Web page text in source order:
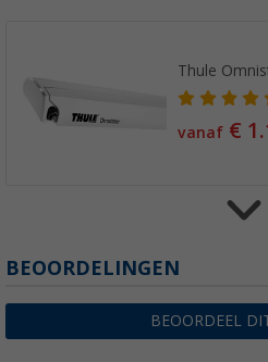
Thule
vanaf €
Thule
vanaf€
BEOORDELINGEN
BEOORDEEL